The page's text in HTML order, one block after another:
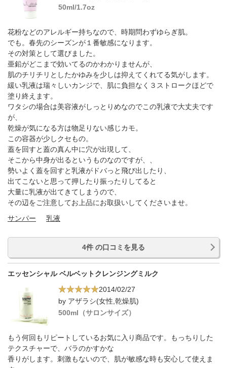
50ml/1.7oz
花粉などのアレルギー持ちなので、時期問わずゆらぎ肌。
でも。春先のシーズンが１番敏感になります。
その対策として選びました。
亜鉛がどこまで効いてるのかわかりませんが、
肌のチリチリとしたかゆみを少しは抑えてくれてる気がします。
緩い乳液は瑞々しいカンジで、肌に負担なく３ストロークほどで
塗り終えます。
ワタシの場合は美容液がしっとりめなのでこの乳液で大丈夫です
が、
乾燥が気になる方は物足りない感じカモ。
この容器が少しクセもの。
蓋を回すと蓋の真ん中に穴が出現して、
そこから中身が出るというものなのですが、、
勢いよく蓋を回すと乳液がドバっと飛び出したり、
出てこないと思って押したり振ったりしてると
大量に乳液が出てきてしまうので、
その辺をご注意してお上品にお取扱いしてくださいませ。
サンパー
乳液
4件 の口コミを見る
エッセンシャル ベルベットクレンジングミルク
2014/02/27
by アザラシ(女性,乾燥肌)
500ml（サロンサイズ）
もう何回もリピートしているお気に入り商品です。もっちりした
テクスチャーで、バラのかすかな
香りがします。刺激もないので、肌が敏感な時も安心して使えま